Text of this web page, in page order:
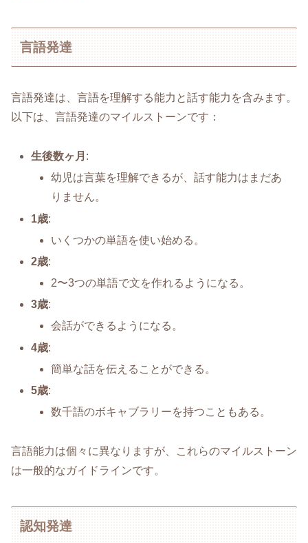
言語発達
言語発達は、言語を理解する能力と話す能力を含みます。
以下は、言語発達のマイルストーンです：
生後数ヶ月 :
幼児は言葉を理解できるが、話す能力はまだあ
りません。
1歳:
いくつかの単語を使い始める。
2歳:
2〜3つの単語で文を作れるようになる。
3歳:
会話ができるようになる。
4歳:
簡単な話を伝えることができる。
5歳:
数千語のボキャブラリーを持つこともある。
言語能力は個々に異なりますが、これらのマイルストーン
は一般的なガイドラインです。
認知発達